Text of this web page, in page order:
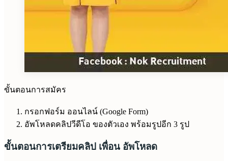
ขั้นตอนการสมัคร
กรอกฟอร์ม ออนไลน์ (Google Form)
อัพโหลดคลิปวีดีโอ ของตัวเอง พร้อมรูปอีก 3 รูป
ขั้นตอนการเตรียมคลิป เพื่อน อัพโหลด